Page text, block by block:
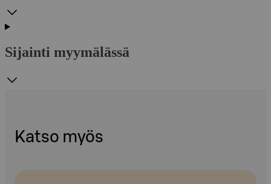
Sijainti myymälässä
Katso myös